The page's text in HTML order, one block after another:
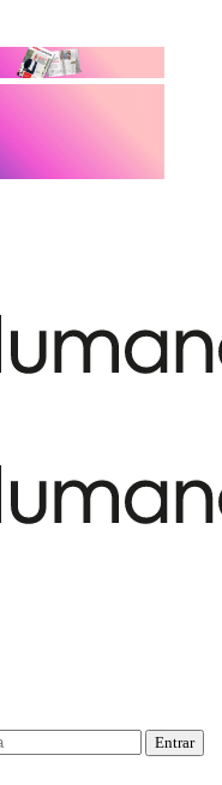
Entrar